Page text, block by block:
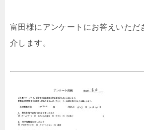
富田様にアンケートにお答えいただ
介します。